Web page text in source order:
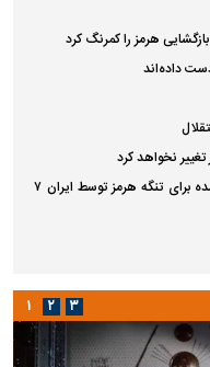
هرمز را کمرنگ کرد
نخواهد کرد
عضو کمیسیون امنیت ملی: عوارض تعیین شده برای تنگه هرمز توسط ایران ۷
۱ ۲ ۳